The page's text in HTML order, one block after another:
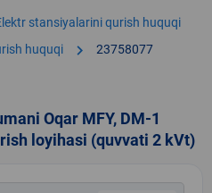
stansiyalarini qurish huquqi
huquqi chevron_right 23758077
Oqar MFY, DM-1
loyihasi (quvvati 2 kVt)